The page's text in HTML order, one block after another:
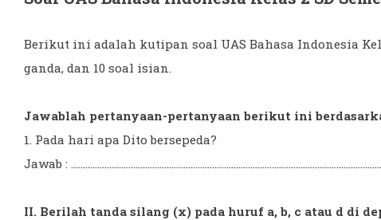
Berikut ini adalah kutipan soal UAS Bahasa Indonesia
ganda, dan 10 soal isian.
Jawablah pertanyaan-pertanyaan berikut ini
1. Pada hari apa Dito bersepeda?
Jawab :
II. Berilah tanda silang (x) pada huruf a, b, c atau d di